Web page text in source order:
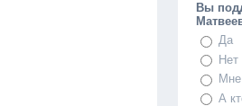
Вы
Да
Нет
А